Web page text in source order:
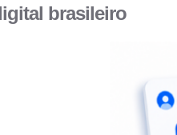
brasileiro